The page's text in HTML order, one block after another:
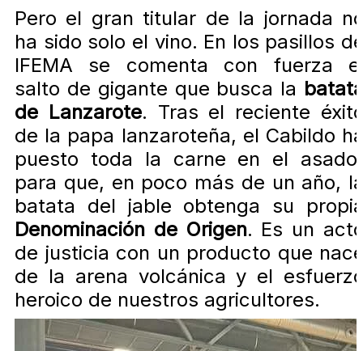
Pero el gran titular de la jornada
ha sido solo el vino. En los pasillos
IFEMA se comenta con fuerza
salto de gigante que busca la
de Lanzarote. Tras el reciente
de la papa lanzaroteña, el Cabildo
puesto toda la carne en el
para que, en poco más de un año,
batata del jable obtenga su
Denominación de Origen. Es un
de justicia con un producto que
de la arena volcánica y el
heroico de nuestros agricultores.